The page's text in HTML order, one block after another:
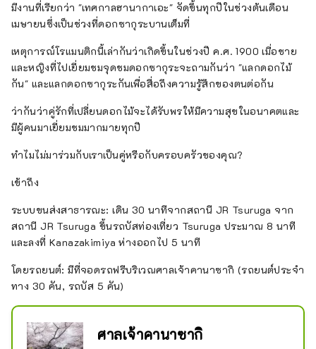
มีงานที่เรียกว่า "เทศกาลฮานากาเอะ" จัดขึ้นทุกปีในช่วงต้นเดือน
เมษายนซึ่งเป็นช่วงที่ดอกซากุระบานเต็มที่
เหตุการณ์โรแมนติกนี้เล่ากันว่าเกิดขึ้นในช่วงปี ค.ศ. 1900 เมื่อชาย
และหญิงที่ไปเยี่ยมชมจุดชมดอกซากุระจะถามกันว่า "แลกดอกไม้
กัน" และแลกดอกซากุระกันเพื่อสื่อถึงความรู้สึกของตนต่อกัน
ว่ากันว่าคู่รักที่เปลี่ยนดอกไม้จะได้รับพรให้มีความสุขในอนาคตและ
มีผู้คนมาเยี่ยมชมมากมายทุกปี
ทำไมไม่มาร่วมกับเราเป็นคู่หรือกับครอบครัวของคุณ?
เข้าถึง
ระบบขนส่งสาธารณะ: เดิน 30 นาทีจากสถานี JR Tsuruga จาก
สถานี JR Tsuruga ขึ้นรถบัสท่องเที่ยว Tsuruga ประมาณ 8 นาที
และลงที่ Kanazakimiya ห่างออกไป 5 นาที
โดยรถยนต์: มีที่จอดรถฟรีบริเวณศาลเจ้าคานาซากิ (รถยนต์ประจำ
ทาง 30 คัน, รถบัส 5 คัน)
ศาลเจ้าคานาซากิ